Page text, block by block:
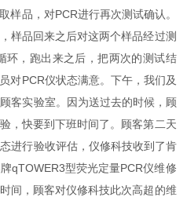
样品，对PCR进行再次测试确认。
样品回来之后对这两个样品经过测
环，跑出来之后，把两次的测试结
对PCR仪状态满意。下午，我们及
客实验室。因为送过去的时候，顾
，快要到下班时间了。顾客第二天
进行验收评估，仪修科技收到了肯
qTOWER3型荧光定量PCR仪维修
间，顾客对仪修科技此次高超的维